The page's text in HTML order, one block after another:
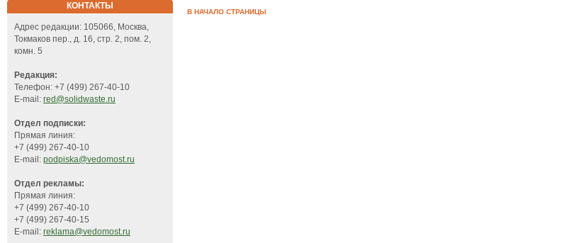
КОНТАКТЫ
Адрес редакции: 105066, Москва,
Токмаков пер., д. 16, стр. 2, пом. 2,
комн. 5
Редакция:
Телефон: +7 (499) 267-40-10
E-mail: red@solidwaste.ru
Отдел подписки:
Прямая линия:
+7 (499) 267-40-10
E-mail: podpiska@vedomost.ru
Отдел рекламы:
Прямая линия:
+7 (499) 267-40-10
+7 (499) 267-40-15
E-mail: reklama@vedomost.ru
В НАЧАЛО СТРАНИЦЫ